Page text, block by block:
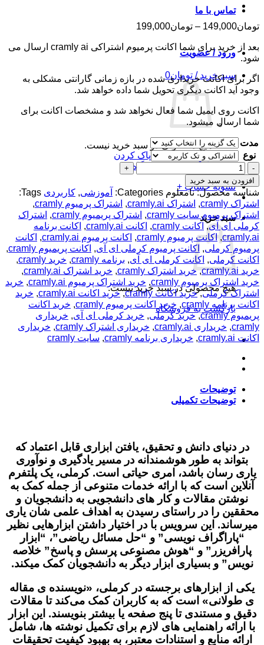
تماس با ما
ورود / عضویت
سبد خرید / تومان0
هیچ محصولی در سبد خرید نیست.
بازگشت به فروشگاه
تسویه حساب +
سبد خرید
هیچ محصولی در سبد خرید نیست.
بازگشت به فروشگاه
تومان149,000
– تومان199,000
تومان149,000
بعد از خرید برای شما اکانت پرمیوم اشتراکی cramly ai ارسال می
شود.
اگر برای اکانت خریداری شده در بازه زمانی گارانتی مشکلی به
وجود آید اکانت دیگری تحویل شما داده خواهد شد.
اکانت روی ایمیل شما فعال نخواهد شد و مشخصات اکانت برای
شما ارسال میشود.
مدت
نوع
پاک کردن
اکانت
پرمیوم
cramly.ai
-
هوش
مصنوعی
برای
نگارش
مقاله
و
پارافریز
متن
عدد
افزودن به سبد خرید
شناسه محصول:نامعلوم Categories: آموزشی, کاربردی Tags:
اشتراک cramly
, اشتراک cramly.ai , اشتراک پرمیوم cramly
,
اشتراک پرمیوم سایت cramly
, اشتراک پریمیوم cramly , اشتراک
کرملی ای آی, اکانت cramly , اکانت cramly.ai , اکانت برنامه
cramly.ai
,اکانت پرمیوم cramly , اکانت پرمیوم cramly.ai , اکانت
پرمیوم کرملی, اکانت پرمیوم کرملی ای آی, اکانت پریمیوم cramly
,
اکانت کرملی, اکانت کرملی ای آی, برنامه cramly , خرید cramly
,
خرید cramly.ai
,خرید اشتراک cramly , خرید اشتراک cramly.ai
,
خرید اشتراک پرمیوم cramly
, خرید اشتراک پرمیوم cramly.ai , خرید
اشتراک کرملی,خرید اکانت cramly ,خرید اکانت cramly.ai , خرید
اکانت برنامه cramly
, خرید اکانت پرمیوم cramly , خرید اکانت
پریمیوم cramly
,خرید کرملی, خرید کرملی ای آی, خریداری
cramly
, خریداری cramly.ai , خریداری اشتراک cramly , خریداری
اکانت cramly.ai
, خریداری برنامه cramly , سایت cramly
توضیحات
توضیحات تکمیلی
در دنیای دانش و تحقیق، یافتن ابزاری قابل اعتماد که
بتواند به طور هوشمندانه در مسیر یادگیری و نوآوری
یاری رسان باشد، امری حیاتی است. کرملی، یک پلتفرم
آنلاین است که با ارائه خدمات متنوعی از جمله کمک به
نوشتن مقالات و کار های دانشجویی به دانشجویان و
محققین را در راستای رسیدن به اهداف علمی‌ شان یاری
میرساند. این سرویس با در اختیار داشتن ابزارهایی نظیر
“پاراگراف نویسی” و “حل مسائل ریاضی”، “ابزار
پارافریزر” و “هوش مصنوعی پرسش و پاسخ” خلاصه
نویس” و بسیاری ابزار دیگر به دانشجویان کمک میکند.
یکی از ابزارهای برجسته در کرملی، «نویسنده ی مقاله‌
ی طولانی» است که به کاربران کمک می‌کند تا مقالات
دقیق و مستندی تا پنج صفحه یا بیشتر بنویسند. این ابزار
با ارائه راهنمایی‌ های لازم برای تکمیل نوشته‌ ها، شامل
ارائه منابع و استنادات معتبر، به بهبود کیفیت تحقیقات